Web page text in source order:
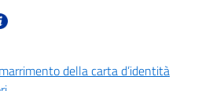
della carta d’identità